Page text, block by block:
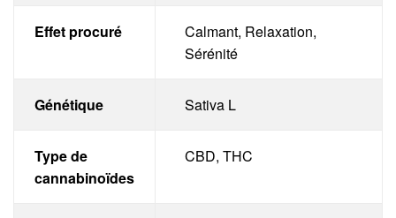
Effet procuré
Calmant, Relaxation,
Sérénité
Génétique Sativa L
Type de
cannabinoïdes
CBD, THC